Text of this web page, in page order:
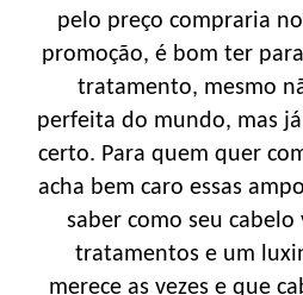
pelo preço compraria
promoção, é bom ter
tratamento, mesmo
perfeita do mundo, mas
certo. Para quem quer
acha bem caro essas
saber como seu cabelo
tratamentos e um
merece as vezes e que